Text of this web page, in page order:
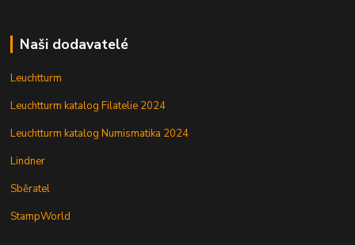
Naši dodavatelé
Leuchtturm
Leuchtturm katalog Filatelie 2024
Leuchtturm katalog Numismatika 2024
Lindner
Sběratel
StampWorld